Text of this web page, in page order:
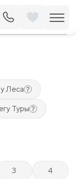
Леса
Туры
3 4